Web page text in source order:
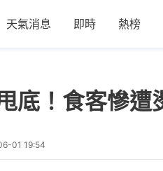
天氣消息 即時 熱榜
底！食客慘
01 19:54